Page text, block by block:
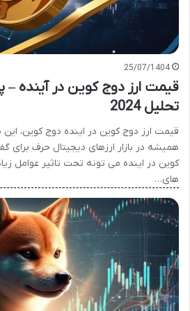
25/07/1404
قیمت ارز دوج کوین در آینده
تحلیل 2024
قیمت ارز دوج کوین در اینده دوج کوین،
همیشه در بازار ارزهای دیجیتال حرف برای
کوین در اینده می تونه تحت تاثیر عوامل
های…